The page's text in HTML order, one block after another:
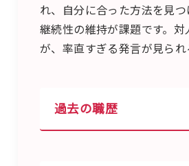
れ、自分に合った方法を見つ
継続性の維持が課題です。
が、率直すぎる発言が見られ
過去の職歴